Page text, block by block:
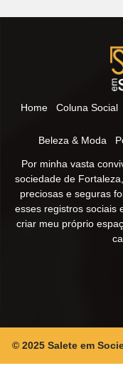
Home Coluna Social
Beleza & Moda
Por minha vasta
sociedade de
preciosas e seguras
esses registros sociais
criar meu próprio
© 2025 Salete em